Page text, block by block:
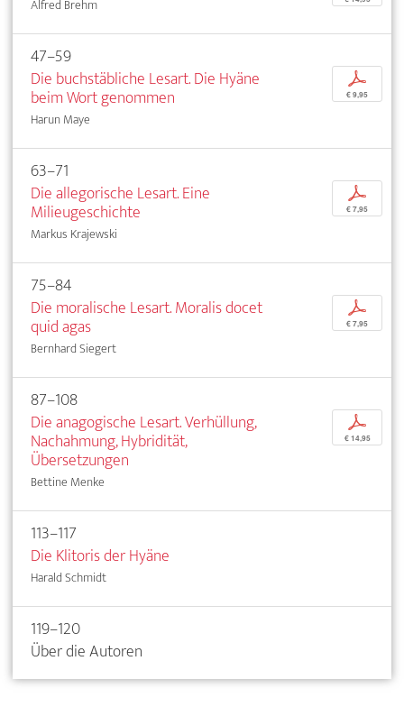
Alfred Brehm
47–59
Die buchstäbliche Lesart. Die Hyäne
beim Wort genommen
Harun Maye
p
€ 9,95
63–71
Die allegorische Lesart. Eine
Milieugeschichte
Markus Krajewski
p
€ 7,95
75–84
Die moralische Lesart. Moralis docet
quid agas
Bernhard Siegert
p
€ 7,95
87–108
Die anagogische Lesart. Verhüllung,
Nachahmung, Hybridität,
Übersetzungen
Bettine Menke
p
€ 14,95
113–117
Die Klitoris der Hyäne
Harald Schmidt
119–120
Über die Autoren